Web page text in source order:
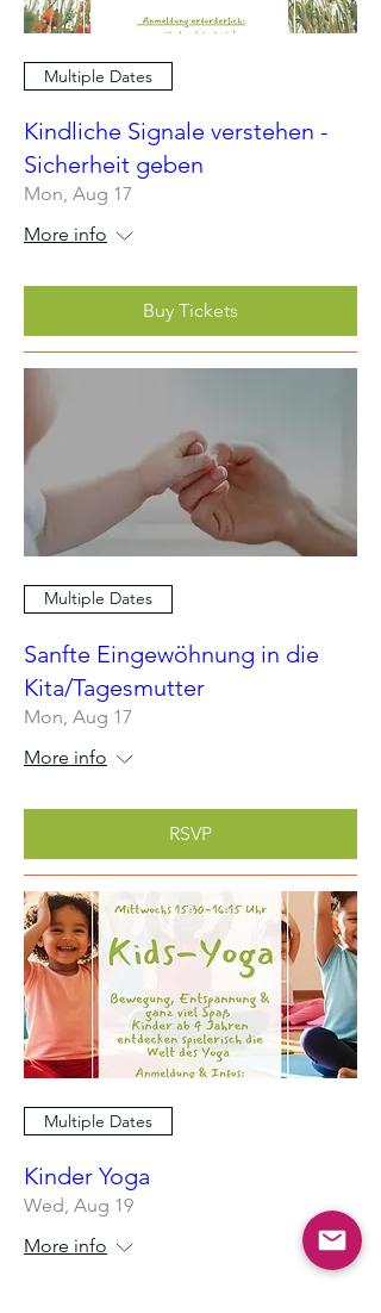
Multiple Dates
Kindliche Signale verstehen -
Sicherheit geben
Mon, Aug 17
More info
Buy Tickets
Multiple Dates
Sanfte Eingewöhnung in die
Kita/Tagesmutter
Mon, Aug 17
More info
RSVP
Multiple Dates
Kinder Yoga
Wed, Aug 19
More info